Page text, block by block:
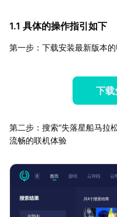
1.1 具体的操作指引如下
第一步：下载安装最新版本
下载
第二步：搜索“失落星船马拉
流畅的联机体验